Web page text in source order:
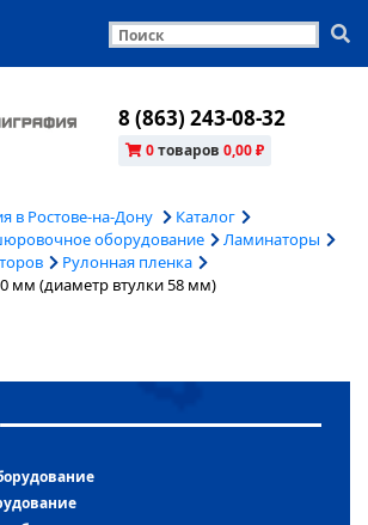
8 (863) 243-08-32
0товаров 0,00 ₽
в Ростове-на-Дону
Каталог
оборудование
Ламинаторы
Рулонная пленка
мм (диаметр втулки 58 мм)